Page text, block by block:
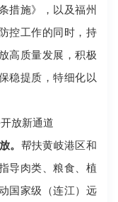
措施》，以及福州
控工作的同时，持
高质量发展，积极
稳提质，特细化以
放新通道
。 帮扶黄岐港区和
导肉类、粮食、植
国家级（连江）远